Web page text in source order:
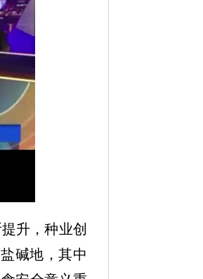
升，种业创
碱地，其中